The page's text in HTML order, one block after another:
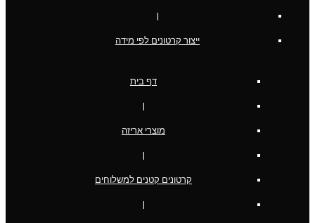
ייצור קרטונים לפי מידה
דף בית
מוצרי אריזה
קרטונים קטנים למשלוחים